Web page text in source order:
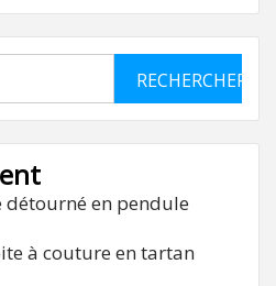
détourné en pendule
à couture en tartan